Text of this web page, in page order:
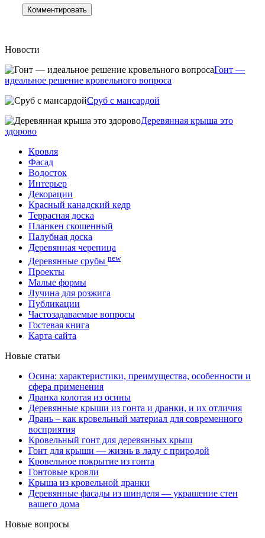
Новости
Гонт —
идеальное решение кровельного вопроса
Сруб с мансардой
Деревянная крыша это
здорово
Кровля
Фасад
Водосток
Интерьер
Декорации
Красный канадский кедр
Террасная доска
Планкен скошенный
Палубная доска
Деревянная черепица
Деревянные срубы new
Проекты
Малые формы
Лучина для розжига
Публикации
Частозадаваемые вопросы
Гостевая книга
Карта сайта
Новые статьи
Осина: характеристики, преимущества, особенности и
сфера применения
Дранка колотая из осины
Деревянные крыши из гонта и дранки, и их отличия
Дрань – как кровельный материал для современного
восприятия
Кровельный гонт для деревянных крыш
Гонт для крыши — жизнь в ладу с природой
Кровельное покрытие из гонта
Гонтовые кровли
Крыша из кровельной дранки
Деревянные фасады из шинделя — украшение стен
вашего дома
Новые вопросы